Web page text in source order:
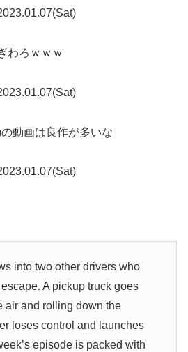
わろｗｗｗ
動画は良作が多いな
into two other drivers who
A pickup truck goes
air and rolling down the
loses control and launches
episode is packed with